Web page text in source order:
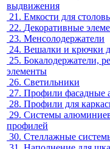
выдвижения
21. Емкости для
22. Декоративные
23. Менсолодержатели
24. Вешалки и крючки
25. Бокалодержатели,
элементы
26. Светильники
27. Профили фасадные
28. Профили для
29. Системы
профилей
30. Стеллажные